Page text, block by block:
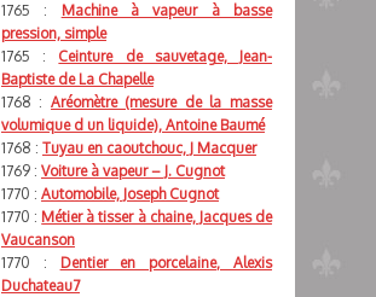
1765 : Machine à vapeur à basse
pression, simple
1765 : Ceinture de sauvetage, Jean-
Baptiste de La Chapelle
1768 : Aréomètre (mesure de la masse
volumique d un liquide), Antoine Baumé
1768 : Tuyau en caoutchouc, J Macquer
1769 : Voiture à vapeur – J. Cugnot
1770 : Automobile, Joseph Cugnot
1770 : Métier à tisser à chaine, Jacques de
Vaucanson
1770 : Dentier en porcelaine, Alexis
Duchateau7